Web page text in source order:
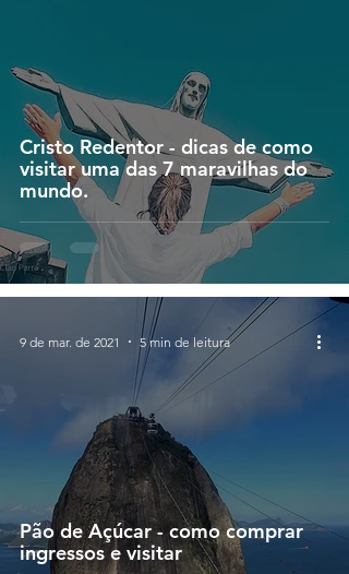
Cristo Redentor - dicas de como
visitar uma das 7 maravilhas do
mundo.
Pão de Açúcar - como comprar
ingressos e visitar
9 de mar. de 2021 5 min de leitura